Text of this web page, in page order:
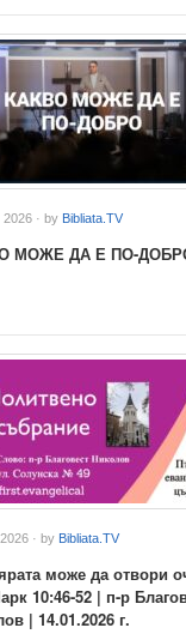
· by Bibliata.TV
МОЖЕ ДА Е ПО-
· by Bibliata.TV
може да отвори
10:46-52 | п-р
| 14.01.2026 г.